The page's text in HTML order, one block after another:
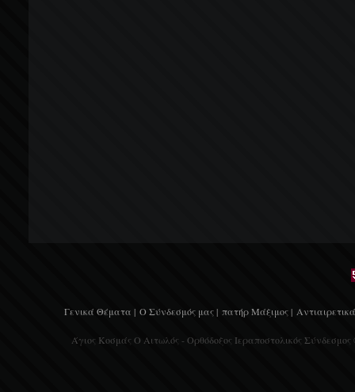
Γενικά Θέματα | Ο Σύνδεσμός μας | πατήρ Μάξιμος |
Άγιος Κοσμάς Ο Αιτωλός - Ορθόδοξος Ιεραποστολικός